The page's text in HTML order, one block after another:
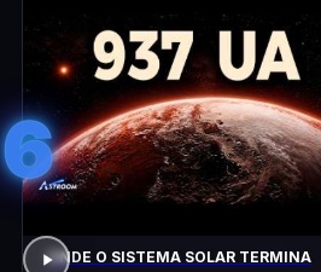
6
ONDE O SISTEMA SOLAR TERMINA